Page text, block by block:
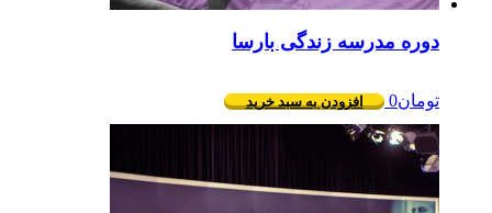
دوره مدرسه زندگی بارسا
تومان0 افزودن به سبد خرید